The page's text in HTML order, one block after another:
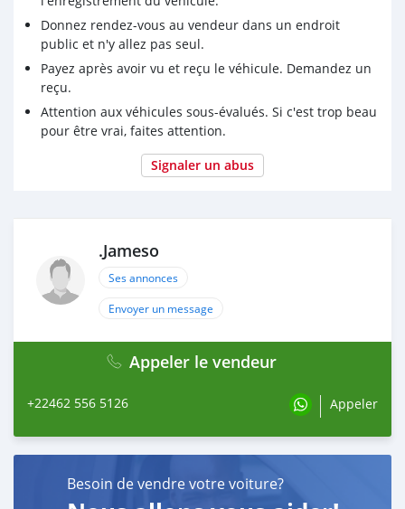
Donnez rendez-vous au vendeur dans un endroit
public et n'y allez pas seul.
Payez après avoir vu et reçu le véhicule. Demandez un
reçu.
Attention aux véhicules sous-évalués. Si c'est trop beau
pour être vrai, faites attention.
Signaler un abus
.Jameso
Ses annonces
Envoyer un message
Appeler le vendeur
+22462 556 5126 Appeler
Besoin de vendre votre voiture?